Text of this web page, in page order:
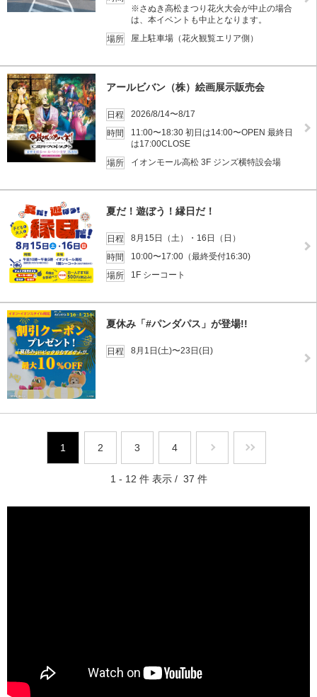
※さぬき高松まつり花火大会が中止の場合
は、本イベントも中止となります。
場所
屋上駐車場（花火観覧エリア側）
アールビバン（株）絵画展示販売会
日程
2026/8/14〜8/17
時間
11:00〜18:30 初日は14:00〜OPEN 最終日
は17:00CLOSE
場所
イオンモール高松 3F ジンズ横特設会場
夏だ！遊ぼう！縁日だ！
日程
8月15日（土）・16日（日）
時間
10:00〜17:00（最終受付16:30)
場所
1F シーコート
夏休み「#パンダパス」が登場!!
日程 8月1日(土)〜23日(日)
1 2 3 4
1 - 12 件 表示 / 37 件